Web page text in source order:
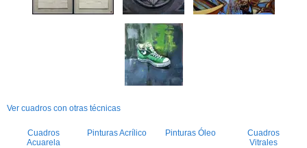
Ver cuadros con otras técnicas
Cuadros
Acuarela
Pinturas Acrílico Pinturas Óleo
Cuadros
Vitrales